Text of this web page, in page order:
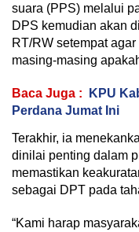
suara (PPS) melalui
DPS kemudian akan
RT/RW setempat
masing-masing
Baca Juga :
KPU
Perdana Jumat Ini
Terakhir, ia
dinilai penting dalam
memastikan
sebagai DPT pada
“Kami harap